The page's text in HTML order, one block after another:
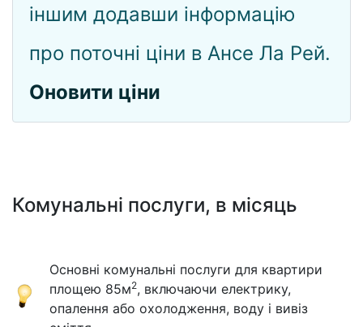
іншим додавши інформацію
про поточні ціни в Ансе Ла Рей.
Оновити ціни
Комунальні послуги, в місяць
Основні комунальні послуги для квартири
площею 85м2, включаючи електрику,
опалення або охолодження, воду і вивіз